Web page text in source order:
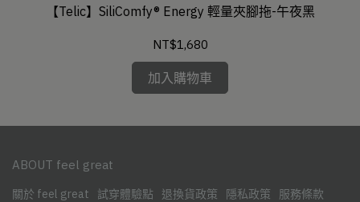
【Telic】SiliComfy® Energy 輕量夾腳拖-午夜黑
NT$1,680
加入購物車
ABOUT feel great
關於 feel great 試穿體驗點 退換貨政策 隱私政策
服務條款